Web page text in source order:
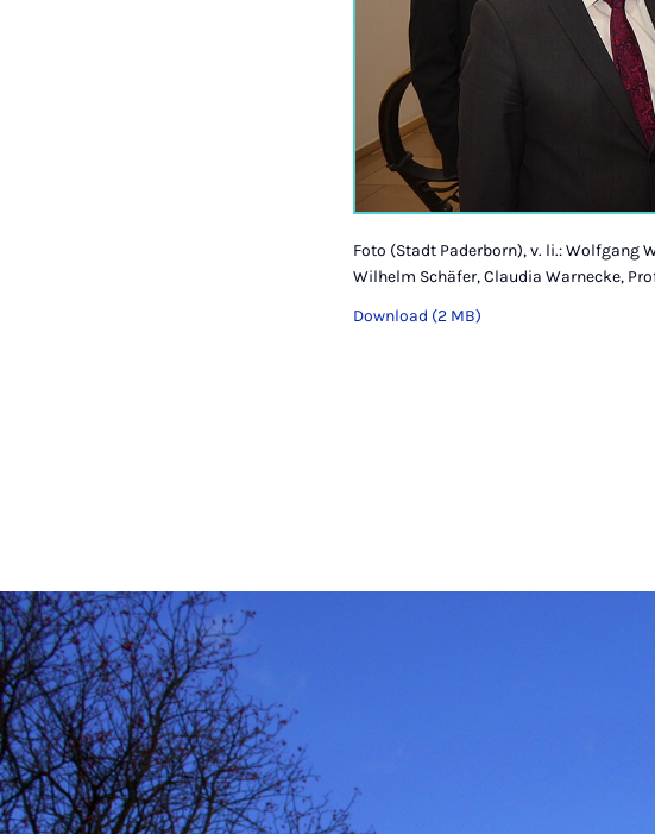
Foto (Stadt Paderborn), v. li.: Wolfgang
Wilhelm Schäfer, Claudia Warnecke,
Download (2 MB)